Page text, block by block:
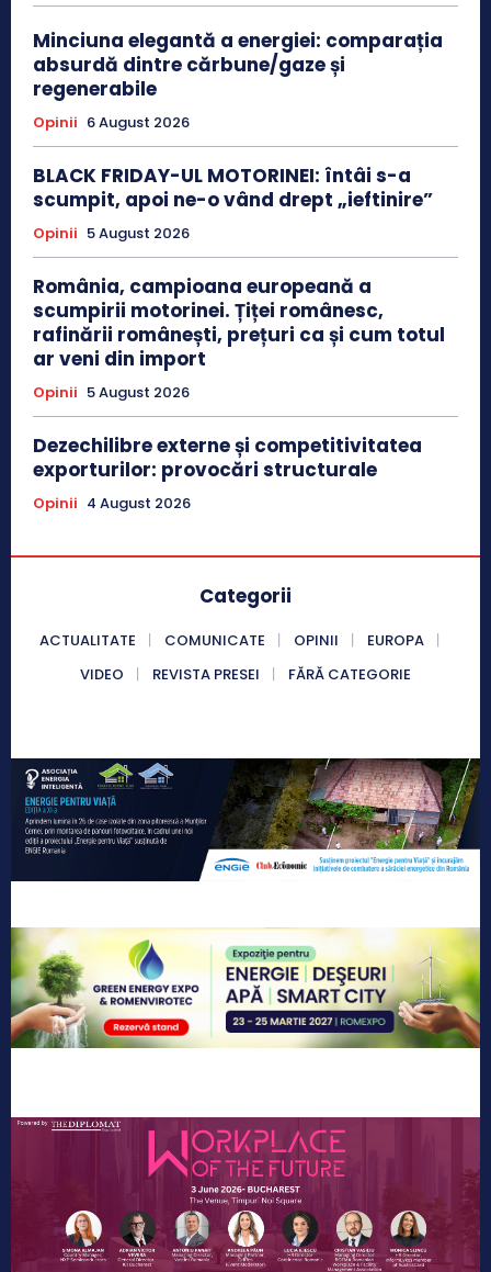
Minciuna elegantă a energiei: comparația
absurdă dintre cărbune/gaze și
regenerabile
Opinii 6 August 2026
BLACK FRIDAY-UL MOTORINEI: întâi s-a
scumpit, apoi ne-o vând drept „ieftinire”
Opinii 5 August 2026
România, campioana europeană a
scumpirii motorinei. Țiței românesc,
rafinării românești, prețuri ca și cum totul
ar veni din import
Opinii 5 August 2026
Dezechilibre externe și competitivitatea
exporturilor: provocări structurale
Opinii 4 August 2026
Categorii
ACTUALITATE COMUNICATE OPINII
EUROPA
VIDEO
REVISTA PRESEI FĂRĂ CATEGORIE